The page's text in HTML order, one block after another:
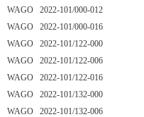
WAGO 2022-101/000-012
WAGO 2022-101/000-016
WAGO 2022-101/122-000
WAGO 2022-101/122-006
WAGO 2022-101/122-016
WAGO 2022-101/132-000
WAGO 2022-101/132-006